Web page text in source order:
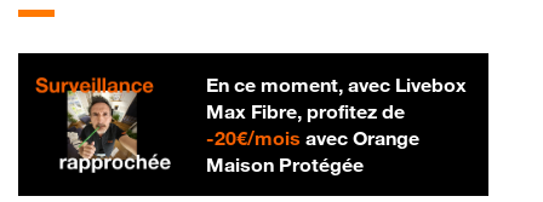
En ce moment, avec Livebox
Max Fibre, profitez de
-20€/mois20 € par mois
avec Orange
Maison Protégée